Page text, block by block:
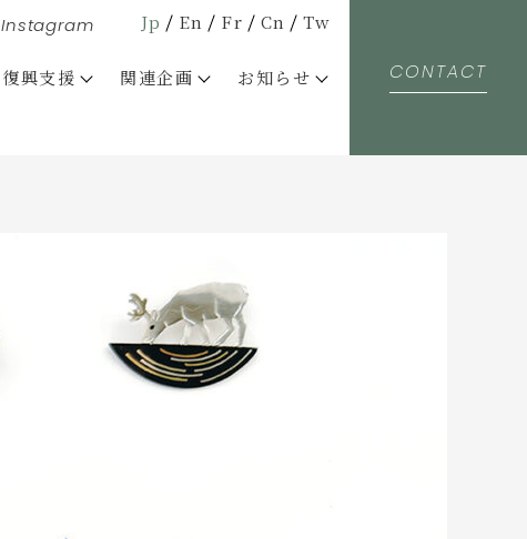
Jp En Fr Cn Tw
Instagram
CONTACT
復興支援 関連企画 お知らせ